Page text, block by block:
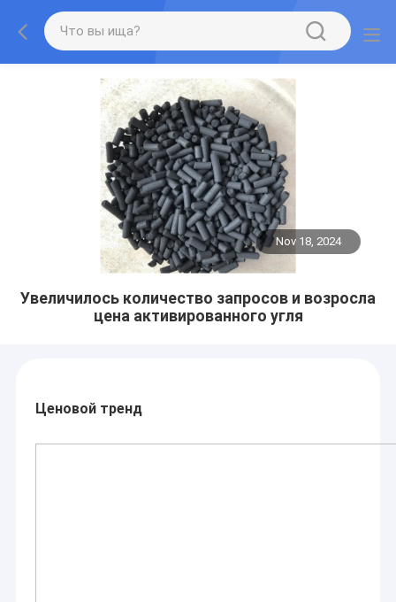
Nov 18, 2024
Увеличилось количество запросов и возросла
цена активированного угля
Ценовой тренд